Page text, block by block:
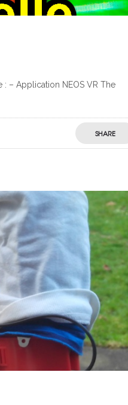
– Application NEOS VR The
SHARE